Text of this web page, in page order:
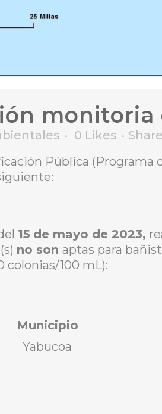
monitoria
0 Likes
Share
Pública (Programa
15 de mayo de 2023,
no son aptas para
colonias/100 mL):
Municipio
Yabucoa